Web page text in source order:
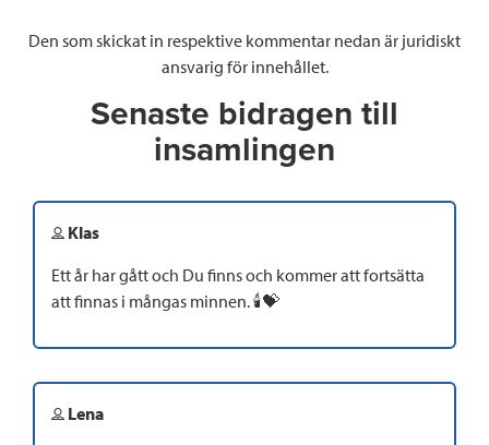
Den som skickat in respektive kommentar nedan är juridiskt
ansvarig för innehållet.
Senaste bidragen till
insamlingen
Klas
Ett år har gått och Du finns och kommer att fortsätta
att finnas i mångas minnen. 🕯💝
Lena